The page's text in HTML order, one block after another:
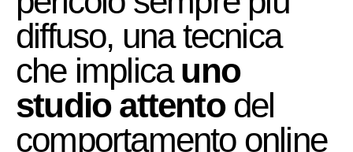
diffuso, una tecnica
che implicauno
studio attentodel
comportamento online